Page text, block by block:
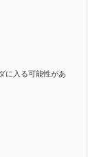
に入る可能性があ